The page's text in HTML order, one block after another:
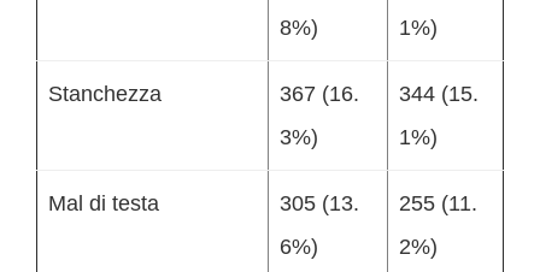
8%)
1%)
Stanchezza
367 (16.
3%)
344 (15.
1%)
Mal di testa
305 (13.
6%)
255 (11.
2%)